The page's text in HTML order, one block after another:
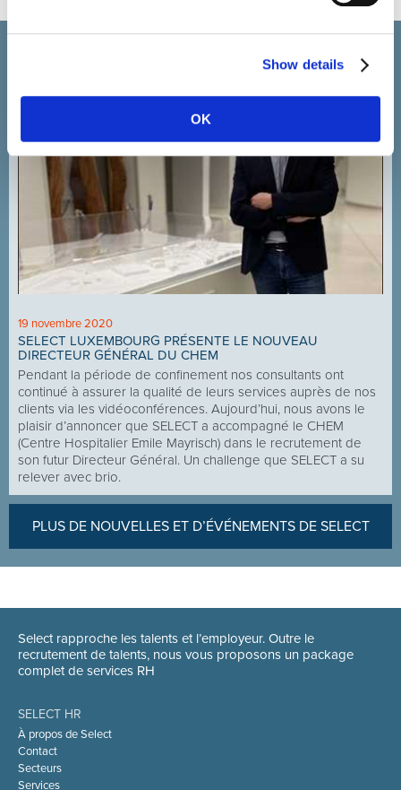
Show details
OK
19 novembre 2020
SELECT LUXEMBOURG PRÉSENTE LE NOUVEAU
DIRECTEUR GÉNÉRAL DU CHEM
Pendant la période de confinement nos consultants ont
continué à assurer la qualité de leurs services auprès de nos
clients via les vidéoconférences. Aujourd’hui, nous avons le
plaisir d’annoncer que SELECT a accompagné le CHEM
(Centre Hospitalier Emile Mayrisch) dans le recrutement de
son futur Directeur Général. Un challenge que SELECT a su
relever avec brio.
PLUS DE NOUVELLES ET D’ÉVÉNEMENTS DE SELECT
Select rapproche les talents et l’employeur. Outre le
recrutement de talents, nous vous proposons un package
complet de services RH
SELECT HR
À propos de Select
Contact
Secteurs
Services